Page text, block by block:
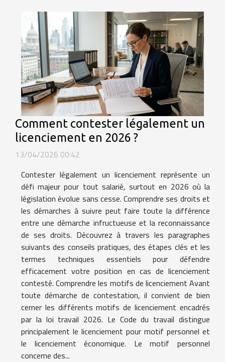
Comment contester légalement un
licenciement en 2026 ?
13/04/2026 00:42
Contester légalement un licenciement représente un
défi majeur pour tout salarié, surtout en 2026 où la
législation évolue sans cesse. Comprendre ses droits et
les démarches à suivre peut faire toute la différence
entre une démarche infructueuse et la reconnaissance
de ses droits. Découvrez à travers les paragraphes
suivants des conseils pratiques, des étapes clés et les
termes techniques essentiels pour défendre
efficacement votre position en cas de licenciement
contesté. Comprendre les motifs de licenciement Avant
toute démarche de contestation, il convient de bien
cerner les différents motifs de licenciement encadrés
par la loi travail 2026. Le Code du travail distingue
principalement le licenciement pour motif personnel et
le licenciement économique. Le motif personnel
concerne des...